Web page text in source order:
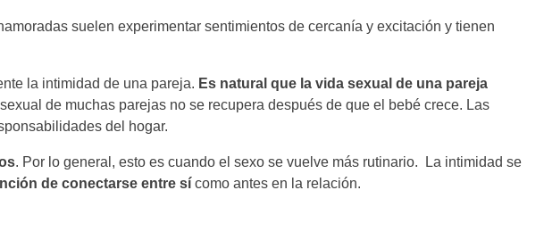
suelen experimentar sentimientos de cercanía y excitación y tienen
la intimidad de una pareja. Es natural que la vida sexual de una pareja
de muchas parejas no se recupera después de que el bebé crece. Las
del hogar.
. Por lo general, esto es cuando el sexo se vuelve más rutinario. La intimidad se
de conectarse entre sí como antes en la relación.